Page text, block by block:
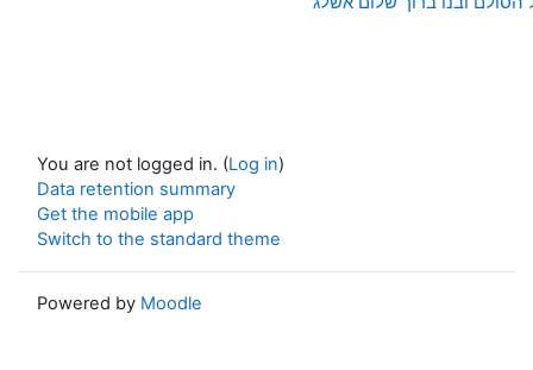
You are not logged in. (Log in)
Data retention summary
Get the mobile app
Switch to the standard theme
Powered by Moodle